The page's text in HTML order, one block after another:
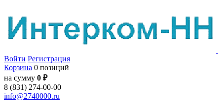
Войти Регистрация
Корзина 0 позиций
на сумму 0 ₽
8 (831) 274-00-00
info@2740000.ru